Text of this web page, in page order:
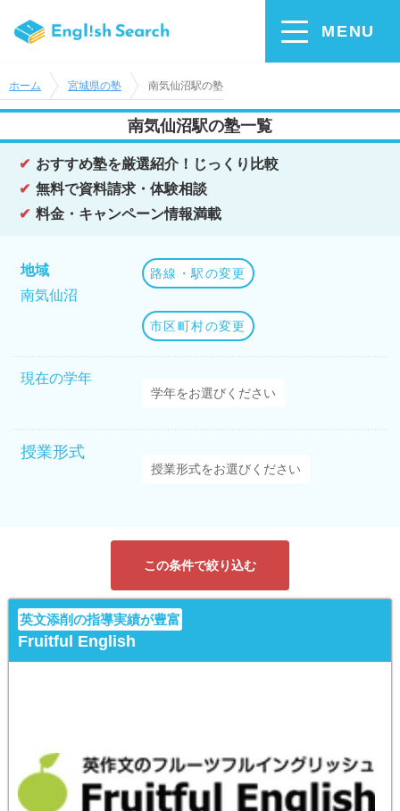
MENU
ホーム 宮城県の塾 南気仙沼駅の塾
南気仙沼駅の塾一覧
おすすめ塾を厳選紹介！じっくり比較
無料で資料請求・体験相談
料金・キャンペーン情報満載
地域
南気仙沼
路線・駅の変更
市区町村の変更
現在の学年
授業形式
この条件で絞り込む
英文添削の指導実績が豊富
Fruitful English